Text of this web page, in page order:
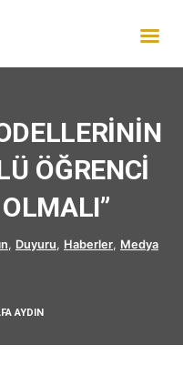
ÖĞRENCİ
, Duyuru, Haberler, Medya
AYDIN